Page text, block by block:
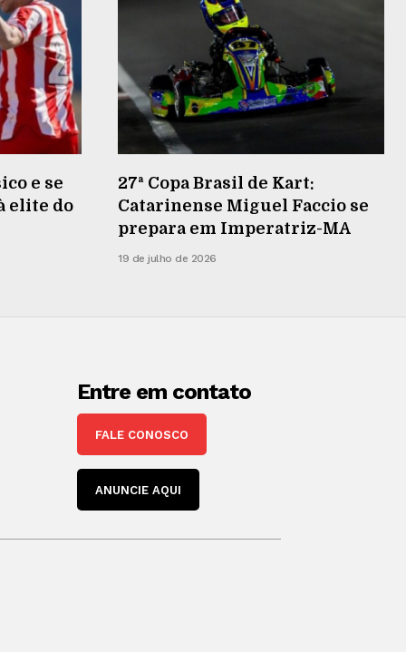
e se
elite do
27ª Copa Brasil de Kart:
Catarinense Miguel Faccio se
prepara em Imperatriz-MA
19 de julho de 2026
Entre em contato
FALE CONOSCO
ANUNCIE AQUI